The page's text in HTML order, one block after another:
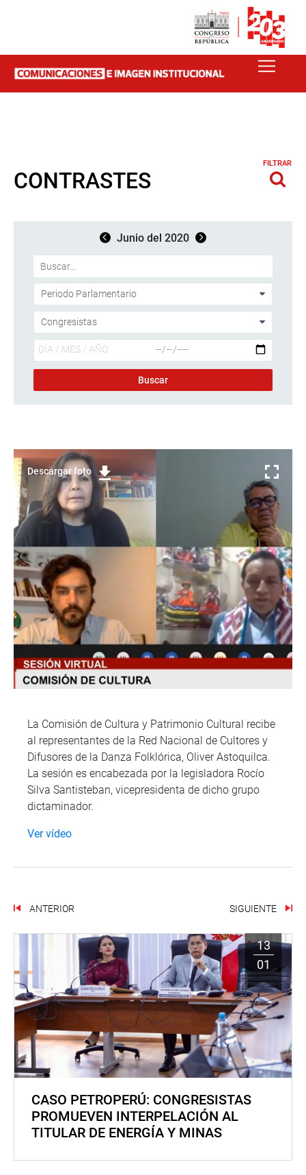
CONTRASTES
FILTRAR
Junio del 2020
Descargar foto
La Comisión de Cultura y Patrimonio Cultural recibe
al representantes de la Red Nacional de Cultores y
Difusores de la Danza Folklórica, Oliver Astoquilca.
La sesión es encabezada por la legisladora Rocío
Silva Santisteban, vicepresidenta de dicho grupo
dictaminador.
Ver vídeo
ANTERIOR SIGUIENTE
13
01
CASO PETROPERÚ: CONGRESISTAS
PROMUEVEN INTERPELACIÓN AL
TITULAR DE ENERGÍA Y MINAS